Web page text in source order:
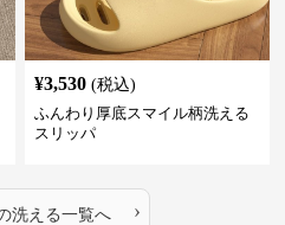
¥3,530 (税込)
ふんわり厚底スマイル柄洗える
スリッパ
洗える一覧へ ›